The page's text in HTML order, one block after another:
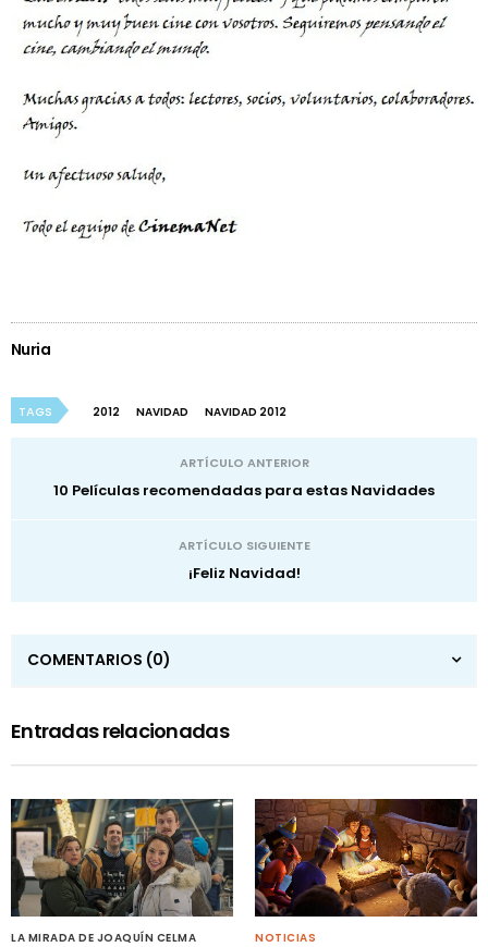
Nuria
TAGS 2012 NAVIDAD NAVIDAD 2012
ARTÍCULO ANTERIOR
10 Películas recomendadas para estas Navidades
ARTÍCULO SIGUIENTE
¡Feliz Navidad!
COMENTARIOS (0)
Entradas relacionadas
LA MIRADA DE JOAQUÍN CELMA NOTICIAS